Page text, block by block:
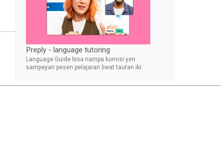
Preply - language tutoring
Language Guide bisa nampa komisi yen
sampeyan pesen pelajaran liwat tautan iki.